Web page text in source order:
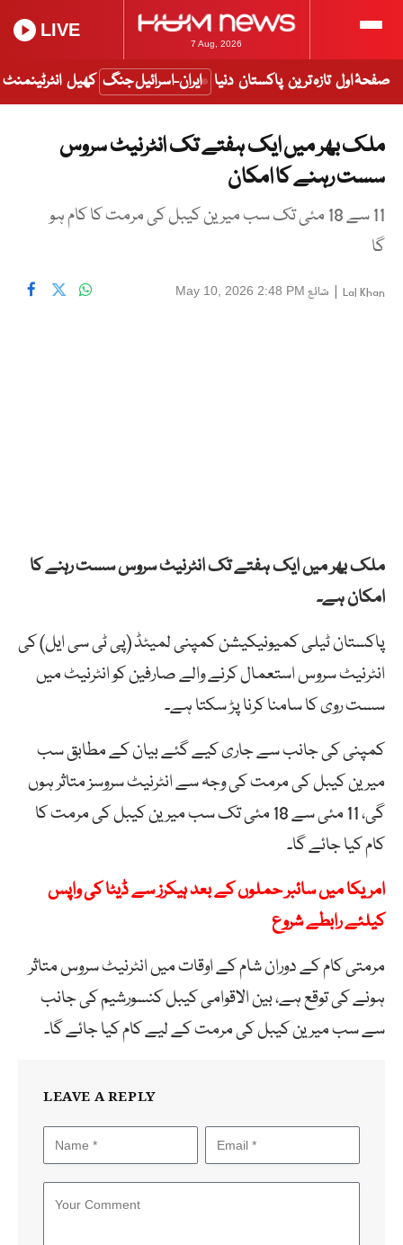
7 Aug, 2026
LIVE
صفحۂ اول تازہ ترین پاکستان دنیا ایران-اسرائیل جنگ کھیل انٹرٹینمنٹ
ملک بھر میں ایک ہفتے تک انٹرنیٹ سروس
سست رہنے کا امکان
11 سے 18 مئی تک سب میرین کیبل کی مرمت کا کام ہو
گا
Lal Khan
| شائع May 10, 2026 2:48 PM
ملک بھر میں ایک ہفتے تک انٹرنیٹ سروس سست رہنے کا
امکان ہے۔
پاکستان ٹیلی کمیونیکیشن کمپنی لمیٹڈ (پی ٹی سی ایل) کی
انٹرنیٹ سروس استعمال کرنے والے صارفین کو انٹرنیٹ میں
سست روی کا سامنا کرنا پڑ سکتا ہے۔
کمپنی کی جانب سے جاری کیے گئے بیان کے مطابق سب
میرین کیبل کی مرمت کی وجہ سے انٹرنیٹ سروسز متاثر ہوں
گی، 11 مئی سے 18 مئی تک سب میرین کیبل کی مرمت کا
کام کیا جائے گا۔
امریکا میں سائبر حملوں کے بعد ہیکرز سے ڈیٹا کی واپس
کیلئے رابطے شروع
مرمتی کام کے دوران شام کے اوقات میں انٹرنیٹ سروس متاثر
ہونے کی توقع ہے، بین الاقوامی کیبل کنسورشیم کی جانب
سے سب میرین کیبل کی مرمت کے لیے کام کیا جائے گا۔
LEAVE A REPLY